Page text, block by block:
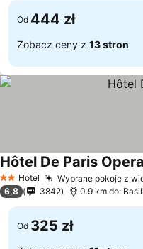
Od 444 zł
Zobacz ceny z 13 stron
2 Kategoria
Hotel Wybrane pokoje z
Hôtel De Paris Opera
6,8 3842 0.9 km do:
Od 325 zł